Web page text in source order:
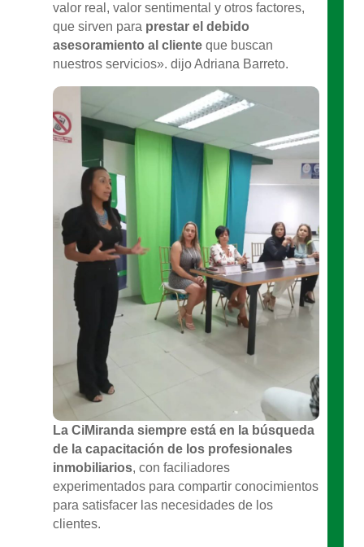
valor real, valor sentimental y otros factores,
que sirven para prestar el debido
asesoramiento al clienteque buscan
nuestros servicios». dijo Adriana Barreto.
La CiMiranda siempre está en la búsqueda
de la capacitación de los profesionales
inmobiliarios, con faciliadores
experimentados para compartir conocimientos
para satisfacer las necesidades de los
clientes.